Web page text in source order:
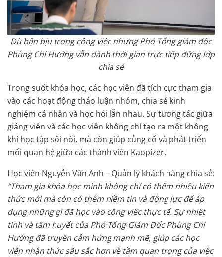
Dù bận bịu trong công việc nhưng Phó Tổng giám đốc
Phùng Chí Hướng vẫn dành thời gian trực tiếp đứng lớp
chia sẻ
Trong suốt khóa học, các học viên đã tích cực tham gia
vào các hoạt động thảo luận nhóm, chia sẻ kinh
nghiệm cá nhân và học hỏi lẫn nhau. Sự tương tác giữa
giảng viên và các học viên không chỉ tạo ra một không
khí học tập sôi nổi, mà còn giúp củng cố và phát triển
mối quan hệ giữa các thành viên Kaopizer.
Học viên Nguyễn Vân Anh – Quản lý khách hàng chia sẻ:
“Tham gia khóa học mình không chỉ có thêm nhiều kiến
thức mới mà còn có thêm niềm tin và động lực để áp
dụng những gì đã học vào công việc thực tế. Sự nhiệt
tình và tâm huyết của Phó Tổng Giám Đốc Phùng Chí
Hướng đã truyền cảm hứng mạnh mẽ, giúp các học
viên nhận thức sâu sắc hơn về tầm quan trọng của việc